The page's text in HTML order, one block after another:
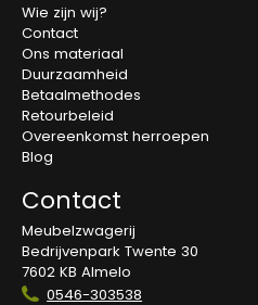
Wie zijn wij?
Contact
Ons materiaal
Duurzaamheid
Betaalmethodes
Retourbeleid
Overeenkomst herroepen
Blog
Contact
Meubelzwagerij
Bedrijvenpark Twente 30
7602 KB Almelo
0546-303538